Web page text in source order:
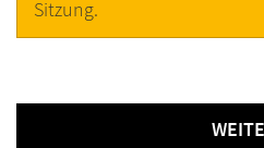
Sitzung.